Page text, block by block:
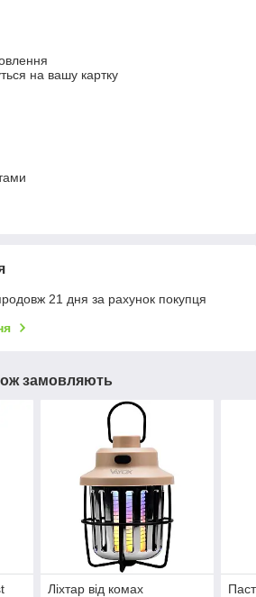
на вашу картку
21 дня за рахунок покупця
замовляють
Ліхтар від комах